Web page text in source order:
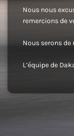
Nous nous
remercions de
Nous serons
L’équipe de